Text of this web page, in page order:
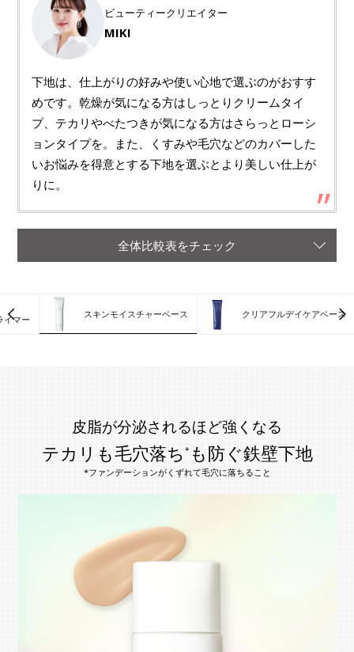
ビューティークリエイター
MIKI
下地は、仕上がりの好みや使い心地で選ぶのがおすす
めです。乾燥が気になる方はしっとりクリームタイ
プ、テカリやべたつきが気になる方はさらっとローシ
ョンタイプを。また、くすみや毛穴などのカバーした
いお悩みを得意とする下地を選ぶとより美しい仕上が
りに。
全体比較表をチェック
イマー スキンモイスチャーベース クリアフルデイケアベース
皮脂が分泌されるほど強くなる
テカリも毛穴落ち * も防ぐ鉄壁下地
*ファンデーションがくずれて毛穴に落ちること